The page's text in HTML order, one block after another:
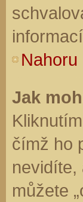
Nahoru
Jak
čímž ho
nevidíte,
můžete